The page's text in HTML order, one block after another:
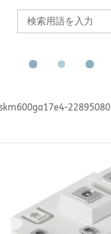
skm600ga17e4-22895080